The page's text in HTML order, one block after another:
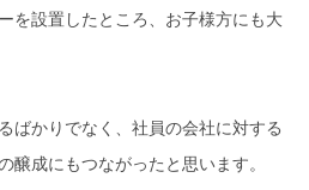
を設置したところ、お子様方にも大
ばかりでなく、社員の会社に対する
醸成にもつながったと思います。